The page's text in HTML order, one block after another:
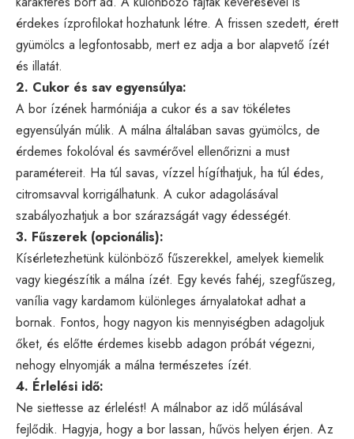
érdekes ízprofilokat hozhatunk létre. A frissen szedett, érett
gyümölcs a legfontosabb, mert ez adja a bor alapvető ízét
és illatát.
2. Cukor és sav egyensúlya:
A bor ízének harmóniája a cukor és a sav tökéletes
egyensúlyán múlik. A málna általában savas gyümölcs, de
érdemes fokolóval és savmérővel ellenőrizni a must
paramétereit. Ha túl savas, vízzel hígíthatjuk, ha túl édes,
citromsavval korrigálhatunk. A cukor adagolásával
szabályozhatjuk a bor szárazságát vagy édességét.
3. Fűszerek (opcionális):
Kísérletezhetünk különböző fűszerekkel, amelyek kiemelik
vagy kiegészítik a málna ízét. Egy kevés fahéj, szegfűszeg,
vanília vagy kardamom különleges árnyalatokat adhat a
bornak. Fontos, hogy nagyon kis mennyiségben adagoljuk
őket, és előtte érdemes kisebb adagon próbát végezni,
nehogy elnyomják a málna természetes ízét.
4. Érlelési idő:
Ne siettesse az érlelést! A málnabor az idő múlásával
fejlődik. Hagyja, hogy a bor lassan, hűvös helyen érjen. Az